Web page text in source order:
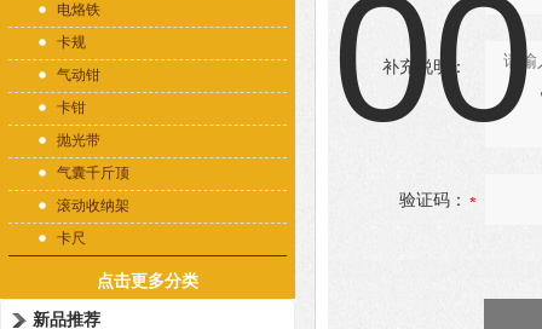
电烙铁
卡规
气动钳
卡钳
抛光带
气囊千斤顶
滚动收纳架
卡尺
点击更多分类
新品推荐
补充说明：
验证码：